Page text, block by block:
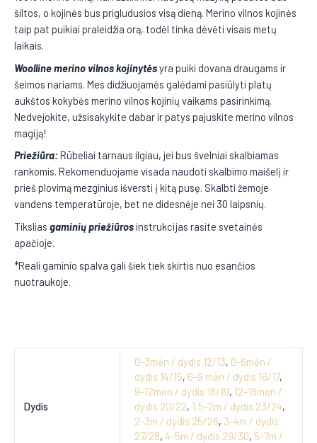
šiltos, o kojinės bus prigludusios visą dieną. Merino vilnos kojinės
taip pat puikiai praleidžia orą, todėl tinka dėvėti visais metų
laikais.
Woolline merino vilnos kojinytėsyra puiki dovana draugams ir
šeimos nariams. Mes didžiuojamės galėdami pasiūlyti platų
aukštos kokybės merino vilnos kojinių vaikams pasirinkimą.
Nedvejokite, užsisakykite dabar ir patys pajuskite merino vilnos
magiją!
Priežiūra: Rūbeliai tarnaus ilgiau, jei bus švelniai skalbiamas
rankomis. Rekomenduojame visada naudoti skalbimo maišelį ir
prieš plovimą mezginius išversti į kitą pusę. Skalbti žemoje
vandens temperatūroje, bet ne didesnėje nei 30 laipsnių.
Tikslias gaminių priežiūrosinstrukcijas rasite svetainės
apačioje.
*Reali gaminio spalva gali šiek tiek skirtis nuo esančios
nuotraukoje.
Dydis
0-3mėn / dydis 12/13, 0-6mėn /
dydis 14/15, 6-9 mėn / dydis 16/17,
9-12mėn / dydis 18/19, 12-18mėn /
dydis 20/22, 1,5-2m / dydis 23/24,
2-3m / dydis 25/26, 3-4m / dydis
27/28, 4-5m / dydis 29/30, 5-7m /